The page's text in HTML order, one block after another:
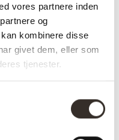
vores partnere inden
og
kombinere disse
givet dem, eller som
tjenester.